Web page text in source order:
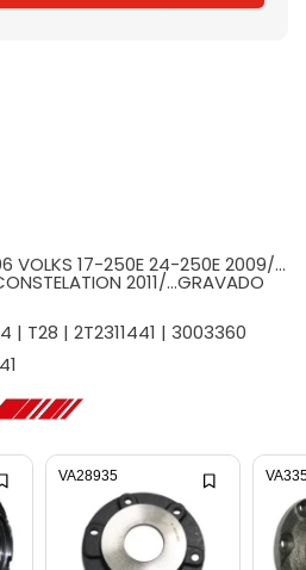
VOLKS 17-250E 24-250E 2009/...
2011/...GRAVADO
| T28 | 2T2311441 | 3003360
VA28935